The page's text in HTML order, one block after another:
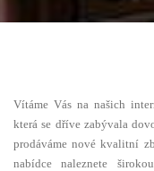
Vítáme Vás na našich
která se dříve zabývala
prodáváme nové kvalitní
nabídce naleznete